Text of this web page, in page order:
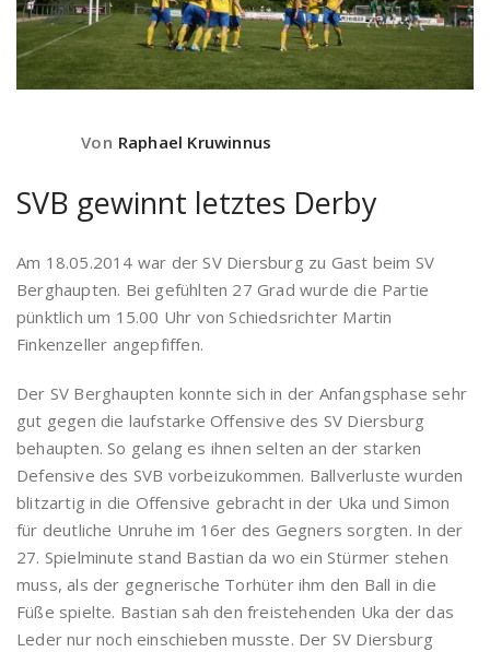
Von Raphael Kruwinnus
SVB gewinnt letztes Derby
Am 18.05.2014 war der SV Diersburg zu Gast beim SV
Berghaupten. Bei gefühlten 27 Grad wurde die Partie
pünktlich um 15.00 Uhr von Schiedsrichter Martin
Finkenzeller angepfiffen.
Der SV Berghaupten konnte sich in der Anfangsphase sehr
gut gegen die laufstarke Offensive des SV Diersburg
behaupten. So gelang es ihnen selten an der starken
Defensive des SVB vorbeizukommen. Ballverluste wurden
blitzartig in die Offensive gebracht in der Uka und Simon
für deutliche Unruhe im 16er des Gegners sorgten. In der
27. Spielminute stand Bastian da wo ein Stürmer stehen
muss, als der gegnerische Torhüter ihm den Ball in die
Füße spielte. Bastian sah den freistehenden Uka der das
Leder nur noch einschieben musste. Der SV Diersburg